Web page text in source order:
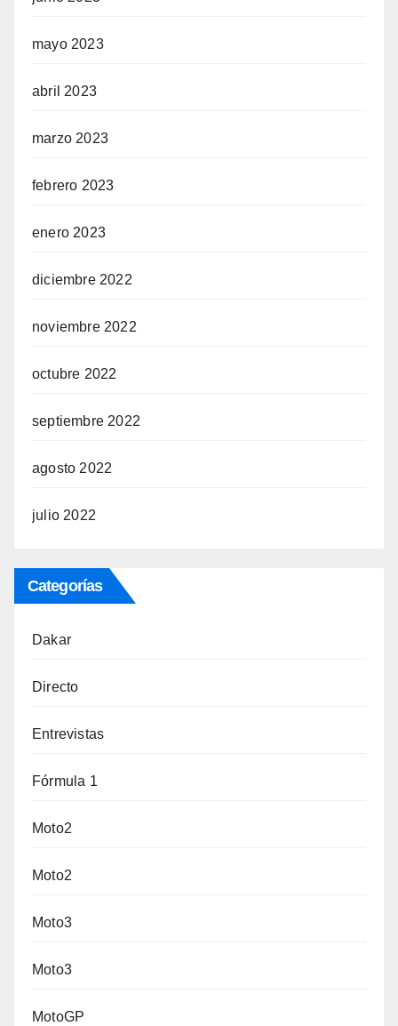
mayo 2023
abril 2023
marzo 2023
febrero 2023
enero 2023
diciembre 2022
noviembre 2022
octubre 2022
septiembre 2022
agosto 2022
julio 2022
Categorías
Dakar
Directo
Entrevistas
Fórmula 1
Moto2
Moto2
Moto3
Moto3
MotoGP